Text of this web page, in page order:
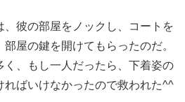
、彼の部屋をノックし、コートを
屋の鍵を開けてもらったのだ。
く、もし一人だったら、下着姿の
ればいけなかったので救われた^^